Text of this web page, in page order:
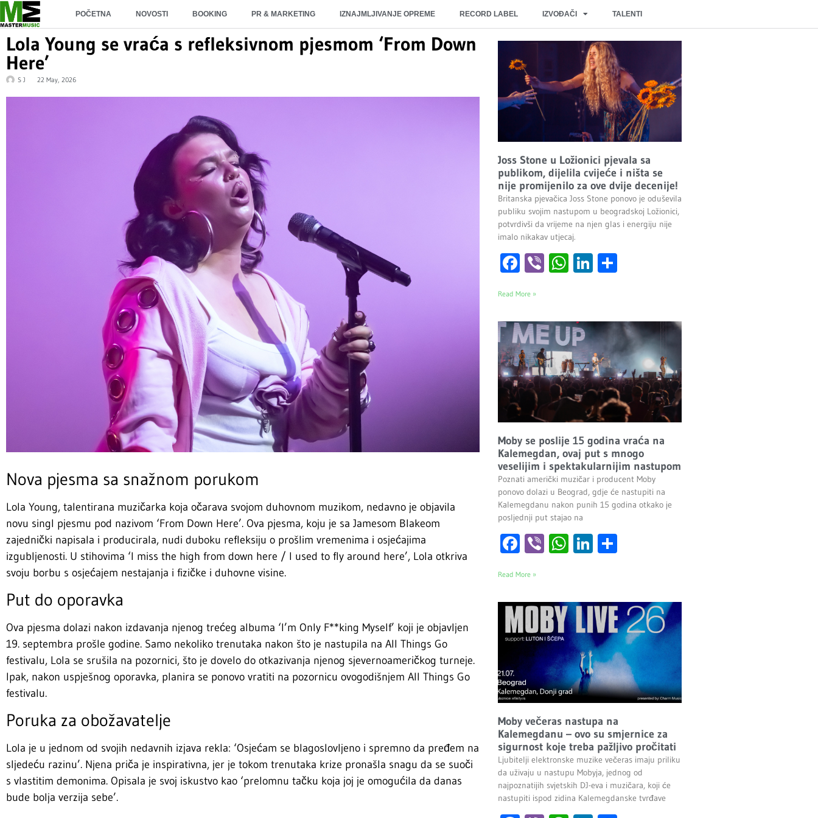
POČETNA NOVOSTI BOOKING PR & MARKETING IZNAJMLJIVANJE OPREME RECORD LABEL IZVOĐAČI TALENTI
Lola Young se vraća s refleksivnom pjesmom ‘From Down
Here’
S J 22 May, 2026
Nova pjesma sa snažnom porukom
Lola Young, talentirana muzičarka koja očarava svojom duhovnom muzikom, nedavno je objavila
novu singl pjesmu pod nazivom ‘From Down Here’. Ova pjesma, koju je sa Jamesom Blakeom
zajednički napisala i producirala, nudi duboku refleksiju o prošlim vremenima i osjećajima
izgubljenosti. U stihovima ‘I miss the high from down here / I used to fly around here’, Lola otkriva
svoju borbu s osjećajem nestajanja i fizičke i duhovne visine.
Put do oporavka
Ova pjesma dolazi nakon izdavanja njenog trećeg albuma ‘I’m Only F**king Myself’ koji je objavljen
19. septembra prošle godine. Samo nekoliko trenutaka nakon što je nastupila na All Things Go
festivalu, Lola se srušila na pozornici, što je dovelo do otkazivanja njenog sjevernoameričkog turneje.
Ipak, nakon uspješnog oporavka, planira se ponovo vratiti na pozornicu ovogodišnjem All Things Go
festivalu.
Poruka za obožavatelje
Lola je u jednom od svojih nedavnih izjava rekla: ‘Osjećam se blagoslovljeno i spremno da pređem na
sljedeću razinu’. Njena priča je inspirativna, jer je tokom trenutaka krize pronašla snagu da se suoči
s vlastitim demonima. Opisala je svoj iskustvo kao ‘prelomnu tačku koja joj je omogućila da danas
bude bolja verzija sebe’.
Joss Stone u Ložionici pjevala sa
publikom, dijelila cvijeće i ništa se
nije promijenilo za ove dvije decenije!
Britanska pjevačica Joss Stone ponovo je oduševila
publiku svojim nastupom u beogradskoj Ložionici,
potvrdivši da vrijeme na njen glas i energiju nije
imalo nikakav utjecaj.
Facebook
ViberWhatsApp
LinkedIn
Read More »
Moby se poslije 15 godina vraća na
Kalemegdan, ovaj put s mnogo
veselijim i spektakularnijim nastupom
Poznati američki muzičar i producent Moby
ponovo dolazi u Beograd, gdje će nastupiti na
Kalemegdanu nakon punih 15 godina otkako je
posljednji put stajao na
Facebook
ViberWhatsApp
LinkedIn
Read More »
Moby večeras nastupa na
Kalemegdanu – ovo su smjernice za
sigurnost koje treba pažljivo pročitati
Ljubitelji elektronske muzike večeras imaju priliku
da uživaju u nastupu Mobyja, jednog od
najpoznatijih svjetskih DJ-eva i muzičara, koji će
nastupiti ispod zidina Kalemegdanske tvrđave